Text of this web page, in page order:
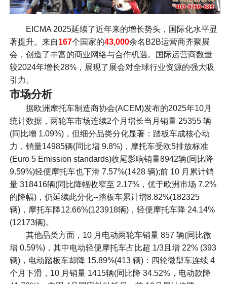
EICMA 2025延续了近年来的增长势头，国际化水平显
著提升。来自167个国家的43,000余名B2B运营商齐聚展
会，创造了丰富的商业网络与合作机遇。国际运营商数量
较2024年增长28%，展现了展会对全球行业资源的强大吸
引力。
市场分析
据欧洲摩托车制造商协会(ACEM)发布的2025年10月
统计数据，两轮车市场连续2个月增长当月销量 25355 辆
(同比增 1.09%)，但细分品类分化显著：踏板车成核心动
力，销量14985辆(同比增 9.8%)，摩托车受欧5排放标准
(Euro 5 Emission standards)收尾影响销量8942辆(同比降
9.59%)轻便摩托车也下滑 7.57%(1428 辆);前 10 月累计销
量 318416辆(同比降幅收窄至 2.17%，优于欧洲市场 7.2%
的降幅)，仍延续此分化--踏板车累计增8.82%(182325
辆)，摩托车降12.66%(123918辆)，轻便摩托车降 24.14%
(12173辆)。
其他品类方面，10 月电动两轮车销量 857 辆(同比微
增 0.59%)，其中电动轻便摩托车占比超 1/3且增 22% (393
辆)，电动踏板车却降 15.89%(413 辆)：四轮微型车连续 4
个月下滑，10 月销量 1415辆(同比降 34.52%，电动款降